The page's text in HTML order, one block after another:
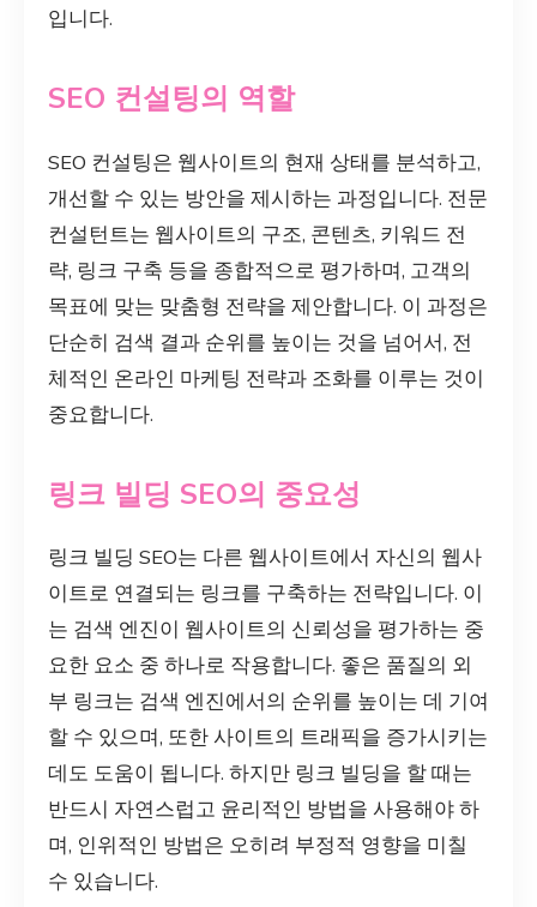
입니다.
SEO 컨설팅의 역할
SEO 컨설팅은 웹사이트의 현재 상태를 분석하고,
개선할 수 있는 방안을 제시하는 과정입니다. 전문
컨설턴트는 웹사이트의 구조, 콘텐츠, 키워드 전
략, 링크 구축 등을 종합적으로 평가하며, 고객의
목표에 맞는 맞춤형 전략을 제안합니다. 이 과정은
단순히 검색 결과 순위를 높이는 것을 넘어서, 전
체적인 온라인 마케팅 전략과 조화를 이루는 것이
중요합니다.
링크 빌딩 SEO의 중요성
링크 빌딩 SEO는 다른 웹사이트에서 자신의 웹사
이트로 연결되는 링크를 구축하는 전략입니다. 이
는 검색 엔진이 웹사이트의 신뢰성을 평가하는 중
요한 요소 중 하나로 작용합니다. 좋은 품질의 외
부 링크는 검색 엔진에서의 순위를 높이는 데 기여
할 수 있으며, 또한 사이트의 트래픽을 증가시키는
데도 도움이 됩니다. 하지만 링크 빌딩을 할 때는
반드시 자연스럽고 윤리적인 방법을 사용해야 하
며, 인위적인 방법은 오히려 부정적 영향을 미칠
수 있습니다.